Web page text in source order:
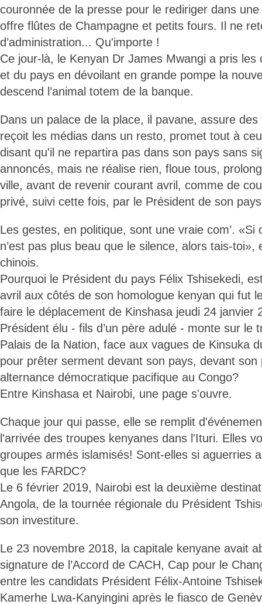
couronnée de la presse pour le rediriger dans
offre flûtes de Champagne et petits fours. Il ne
d’administration... Qu'importe !
Ce jour-là, le Kenyan Dr James Mwangi a pris les
et du pays en dévoilant en grande pompe la
descend l’animal totem de la banque.
Dans un palace de la place, il pavane, assure
reçoit les médias dans un resto, promet tout à
disant qu'il ne repartira pas dans son pays sans
annoncés, mais ne réalise rien, floue tous,
ville, avant de revenir courant avril, comme de
privé, suivi cette fois, par le Président de son
Les gestes, en politique, sont une vraie com’. «Si
n’est pas plus beau que le silence, alors tais-toi»,
chinois.
Pourquoi le Président du pays Félix Tshisekedi,
avril aux côtés de son homologue kenyan qui fut
faire le déplacement de Kinshasa jeudi 24 janvier
Président élu - fils d’un père adulé - monte sur le
Palais de la Nation, face aux vagues de Kinsuka
pour prêter serment devant son pays, devant son
alternance démocratique pacifique au Congo?
Entre Kinshasa et Nairobi, une page s'ouvre.
Chaque jour qui passe, elle se remplit
l'arrivée des troupes kenyanes dans l'Ituri. Elles
groupes armés islamisés! Sont-elles si aguerries
que les FARDC?
Le 6 février 2019, Nairobi est la deuxième
Angola, de la tournée régionale du Président
son investiture.
Le 23 novembre 2018, la capitale kenyane avait
signature de l’Accord de CACH, Cap pour le
entre les candidats Président Félix-Antoine
Kamerhe Lwa-Kanyingini après le fiasco de